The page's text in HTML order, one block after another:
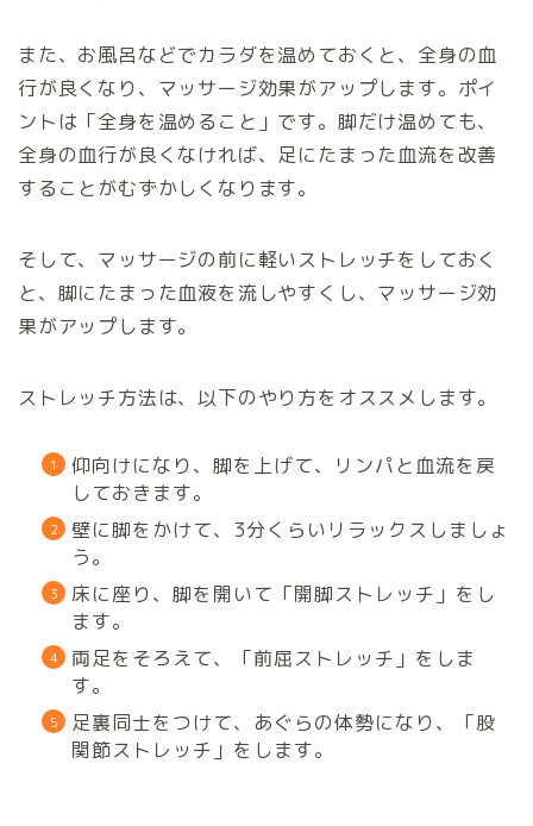
また、お風呂などでカラダを温めておくと、全身の血
行が良くなり、マッサージ効果がアップします。ポイ
ントは「全身を温めること」です。脚だけ温めても、
全身の血行が良くなければ、足にたまった血流を改善
することがむずかしくなります。
そして、マッサージの前に軽いストレッチをしておく
と、脚にたまった血液を流しやすくし、マッサージ効
果がアップします。
ストレッチ方法は、以下のやり方をオススメします。
仰向けになり、脚を上げて、リンパと血流を戻
しておきます。
壁に脚をかけて、3分くらいリラックスしましょ
う。
床に座り、脚を開いて「開脚ストレッチ」をし
ます。
両足をそろえて、「前屈ストレッチ」をしま
す。
足裏同士をつけて、あぐらの体勢になり、「股
関節ストレッチ」をします。